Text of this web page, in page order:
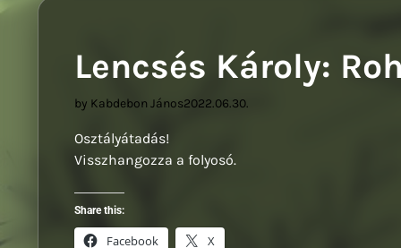
Lencsés Károly:
by Kabdebon János2022.06.30.
Osztályátadás!
Visszhangozza a folyosó.
Share this:
Facebook X